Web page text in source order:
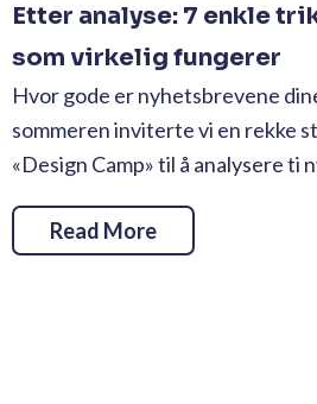
Etter analyse: 7 enkle
som virkelig fungerer
Hvor gode er nyhetsbrevene
sommeren inviterte vi en rekke
«Design Camp» til å analysere ti
Read More